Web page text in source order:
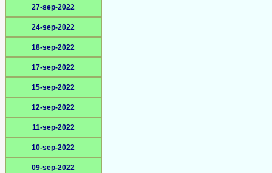
27-sep-2022
24-sep-2022
18-sep-2022
17-sep-2022
15-sep-2022
12-sep-2022
11-sep-2022
10-sep-2022
09-sep-2022